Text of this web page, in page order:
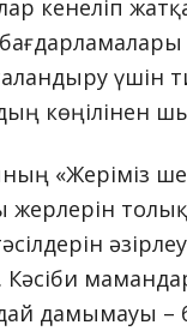
кенеліп
үшін
көңілінен
«Жеріміз
Кәсіби
дамымауы –